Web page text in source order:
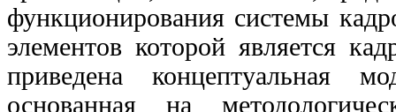
функционирования системы
элементов которой является
приведена концептуальная
основанная на